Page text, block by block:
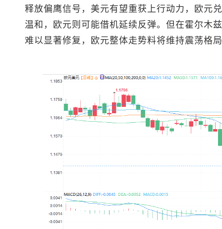
释放偏鹰信号，美元有望重获上行动力， 欧元
温和，欧元则可能借机延续反弹。但在霍尔木
难以显著修复，欧元整体走势料将维持震荡格